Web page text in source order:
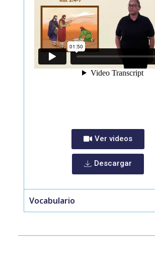
Ver videos
Descargar
Vocabulario